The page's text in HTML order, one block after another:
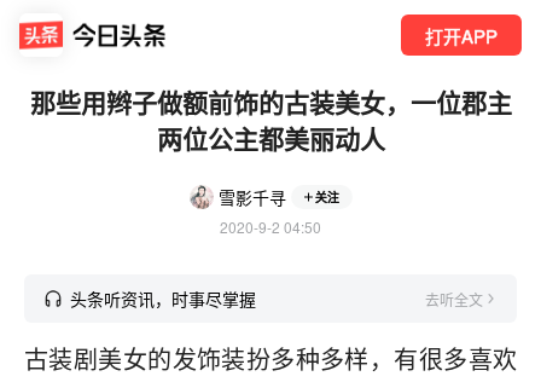
打开APP
那些用辫子做额前饰的古装美女，一位郡主
两位公主都美丽动人
雪影千寻 关注
2020-9-2 04:50
头条听资讯，时事尽掌握 去听全文
古装剧美女的发饰装扮多种多样，有很多喜欢